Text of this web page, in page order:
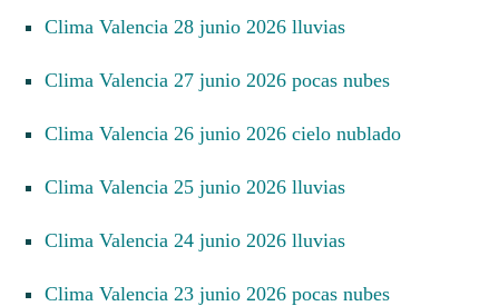
Clima Valencia 28 junio 2026 lluvias
Clima Valencia 27 junio 2026 pocas nubes
Clima Valencia 26 junio 2026 cielo nublado
Clima Valencia 25 junio 2026 lluvias
Clima Valencia 24 junio 2026 lluvias
Clima Valencia 23 junio 2026 pocas nubes